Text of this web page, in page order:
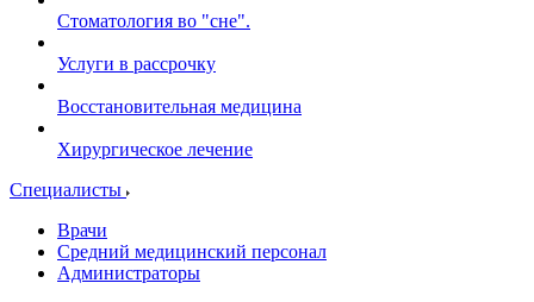
Стоматология во "сне".
Услуги в рассрочку
Восстановительная медицина
Хирургическое лечение
Специалисты
Врачи
Средний медицинский персонал
Администраторы